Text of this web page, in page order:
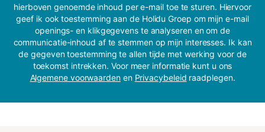
hierboven genoemde inhoud per e-mail toe te sturen. Hiervoor
geef ik ook toestemming aan de Holidu Groep om mijn e-mail
openings- en klikgegevens te analyseren en om de
communicatie-inhoud af te stemmen op mijn interesses. Ik kan
de gegeven toestemming te allen tijde met werking voor de
toekomst intrekken. Voor meer informatie kunt u ons
Algemene voorwaardenen Privacybeleid raadplegen.